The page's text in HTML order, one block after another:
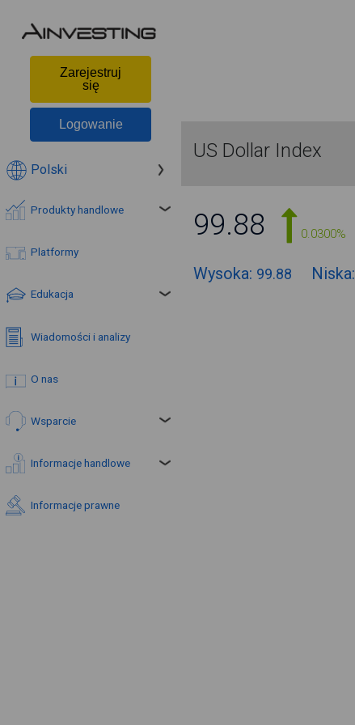
Zarejestruj
się
Logowanie
Polski
Produkty handlowe
Platformy
Edukacja
Wiadomości i analizy
O nas
Wsparcie
Informacje handlowe
Informacje prawne
US Dollar Index
99.88 0.0300%
Wysoka: 99.88 Niska: